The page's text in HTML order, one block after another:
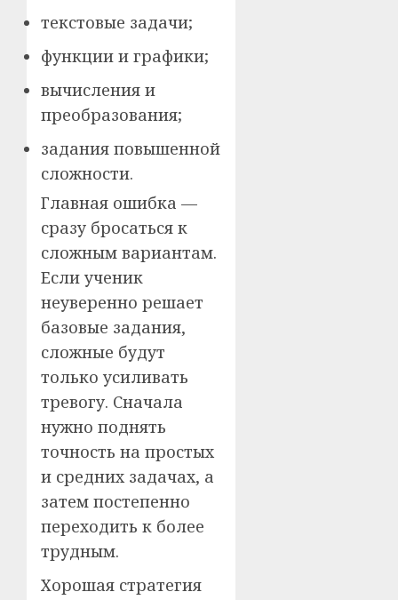
текстовые задачи;
функции и графики;
вычисления и
преобразования;
задания повышенной
сложности.
Главная ошибка —
сразу бросаться к
сложным вариантам.
Если ученик
неуверенно решает
базовые задания,
сложные будут
только усиливать
тревогу. Сначала
нужно поднять
точность на простых
и средних задачах, а
затем постепенно
переходить к более
трудным.
Хорошая стратегия